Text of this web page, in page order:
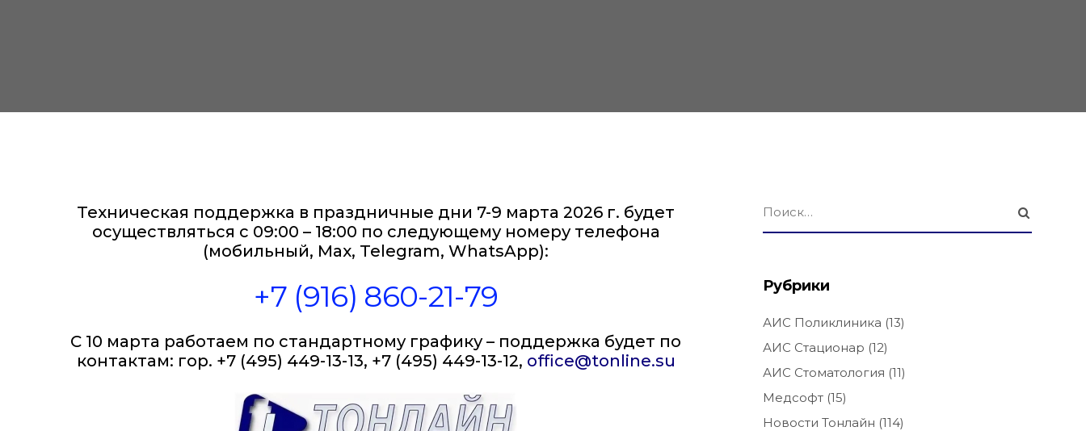
Техническая поддержка в праздничные дни 7-9 марта 2026 г. будет
осуществляться c 09:00 – 18:00 по следующему номеру телефона
(мобильный, Max, Telegram, WhatsApp):
+7 (916) 860-21-79
С 10 марта работаем по стандартному графику – поддержка будет по
контактам: гор. +7 (495) 449-13-13, +7 (495) 449-13-12, office@tonline.su
Рубрики
АИС Поликлиника (13)
АИС Стационар (12)
АИС Стоматология (11)
Медсофт(15)
Новости Тонлайн (114)